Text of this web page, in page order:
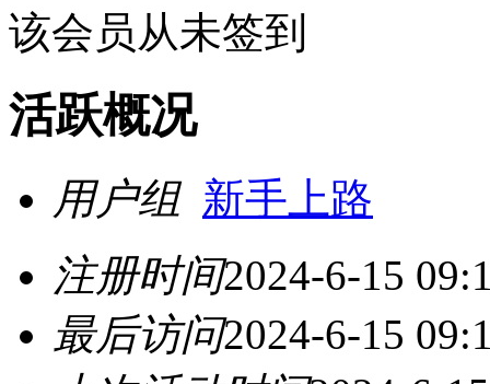
该会员从未签到
活跃概况
用户组 新手上路
注册时间2024-6-15
最后访问2024-6-15